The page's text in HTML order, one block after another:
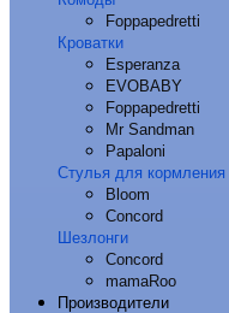
Foppapedretti
Кроватки
Esperanza
EVOBABY
Foppapedretti
Mr Sandman
Papaloni
Стулья для кормления
Bloom
Concord
Шезлонги
Concord
mamaRoo
Производители